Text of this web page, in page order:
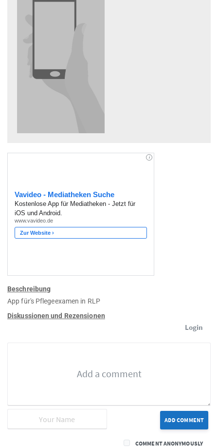
Beschreibung
App für's Pflegeexamen in RLP
Diskussionen und Rezensionen
Login
ADD COMMENT
COMMENT ANONYMOUSLY